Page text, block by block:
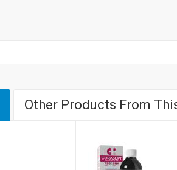
Other Products From